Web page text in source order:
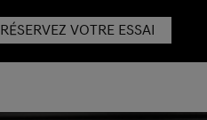
RÉSERVEZ VOTRE ESSAI